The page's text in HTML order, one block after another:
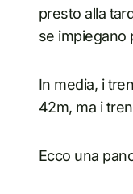
presto alla
se impiegano
In media, i
42m, ma i
Ecco una